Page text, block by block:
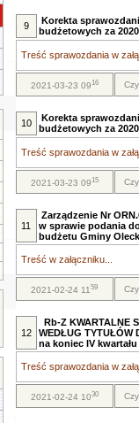
9
Korekta
budżetowych za
Treść sprawozdania w
2021-03-23 0916
10
Korekta
budżetowych za
Treść sprawozdania w
2021-03-23 0915
11
Zarządzenie Nr
w sprawie podania
budżetu Gminy
Treść w załączniku...
2021-02-24 1159
12
Rb-Z KWARTALNE
WEDŁUG TYTUŁÓW
na koniec IV kwartału
Treść sprawozdania w
2021-02-24 1030